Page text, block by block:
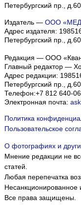
Петербургский пр.,
Издатель — ООО
Адрес издателя:
Петербургский пр.,
Редакция — ООО
Главный редактор —
Адрес редакции:
Петербургский пр.,
Телефон:+7 812 640-
Электронная почта:
Политика
Пользовательское
О фотографиях и
Мнение редакции не
статей.
Любая перепечатка
Несанкционированное
Все права защищены.